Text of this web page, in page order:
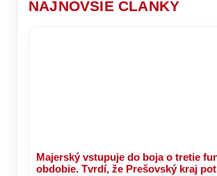
stoličku!
primátorskú
NAJNOVŠIE ČLÁNKY
Majerský vstupuje do boja o tretie
obdobie. Tvrdí, že Prešovský kraj